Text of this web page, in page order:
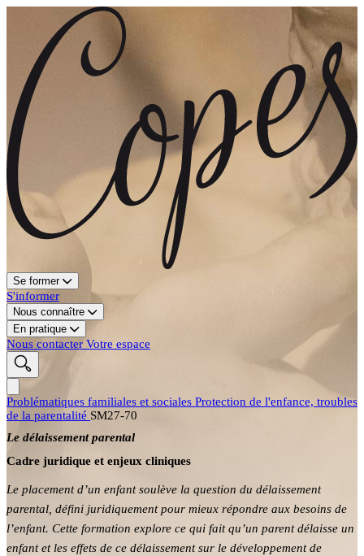
Se former
S'informer
Nous connaître
En pratique
Nous contacter Votre espace
Problématiques familiales et sociales Protection de l'enfance, troubles
de la parentalité SM27-70
Le délaissement parental
Cadre juridique et enjeux cliniques
Le placement d’un enfant soulève la question du délaissement
parental, défini juridiquement pour mieux répondre aux besoins de
l’enfant. Cette formation explore ce qui fait qu’un parent délaisse un
enfant et les effets de ce délaissement sur le développement de